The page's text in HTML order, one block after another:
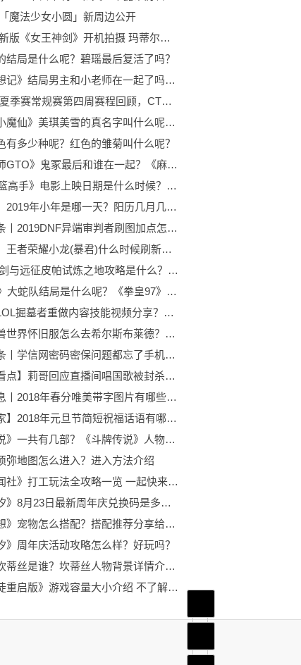
魔法少女小圆」新周边公开
每日播报!新版《女王神剑》开机拍摄 玛蒂尔达·鲁茨主演
结局是什么呢？碧瑶最后复活了吗？
《精灵幻想记》结局男主和小老师在一起了吗？第二季什么时候播出呢？
2022 PCL夏季赛常规赛第四周赛程回顾，CTG战队勇冠三军二夺周冠
《巴拉拉小魔仙》美琪美雪的真名字叫什么呢？美琪美雪是怎么成为小魔仙？
有多少种呢？红色的雏菊叫什么呢？
《麻辣教师GTO》鬼冢最后和谁在一起？《麻辣教师GTO》有几部呢？
2022《灌篮高手》电影上映日期是什么时候？赤木晴子和樱木花道最后结局是什么？
当前消息！2019年小年是哪一天？阳历几月几号是小年？
全球热头条丨2019DNF异端审判者刷图加点怎么加？异端审判者90技能如何加点？
天天时讯：王者荣耀小龙(暴君)什么时候刷新？第一条暴君什么时候刷新？
当前报道:剑与远征皮帕试炼之地攻略是什么？皮帕的技能有哪些？
《拳皇97》大蛇队结局是什么呢？《拳皇97》总共有18种结局你知道吗？
快消息！LOL掘墓者重做内容技能视频分享？掘墓者有哪些优缺点？
观察：魔兽世界怀旧服怎么去希尔斯布莱德？希尔斯布莱德在哪？
环球热头条丨学信网密码密保问题都忘了手机号换了怎么办？如何找回密码？
【环球聚看点】莉哥回应直播间唱国歌被封杀事件：羞愧难当 真诚道歉
全球新消息丨2018年春分唯美带字图片有哪些？关于春分节气的美图有哪些？
【当前独家】2018年元旦节简短祝福话语有哪些？2018微信手机短信元旦祝福语怎么写？
《斗牌传说》一共有几部？《斗牌传说》人物实力排名怎么样？
弥地图怎么进入？进入方法介绍
《黑猫奇闻社》打工玩法全攻略一览 一起快来看看吧！
《灵魂潮汐》8月23日最新周年庆兑换码是多少？有需要的朋友不要错过呦！
《长安幻想》宠物怎么搭配？搭配推荐分享给大家！
》周年庆活动攻略怎么样？好玩吗？
《原神》坎蒂丝是谁？坎蒂丝人物背景详情介绍来喽！
《黑道圣徒重启版》游戏容量大小介绍 不了解的玩家一起了解下吧！